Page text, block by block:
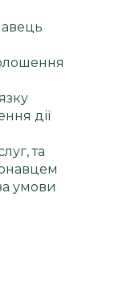
дії
та
умови